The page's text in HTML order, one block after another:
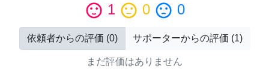
sentiment_satisfied 1 sentiment_neutral 0 sentiment_dissatisfied 0
依頼者からの評価 (0) サポーターからの評価 (1)
まだ評価はありません